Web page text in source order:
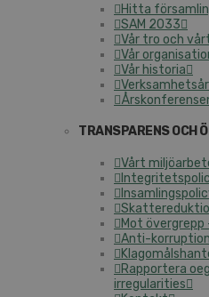
Hitta
SAM 2033
Vår tro och
Vår
Vår historia
TRANSPARENS OCH
Vårt
Mot
Anti-
Rapportera
irregularities